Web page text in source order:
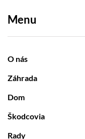
Menu
O nás
Záhrada
Dom
Škodcovia
Rady